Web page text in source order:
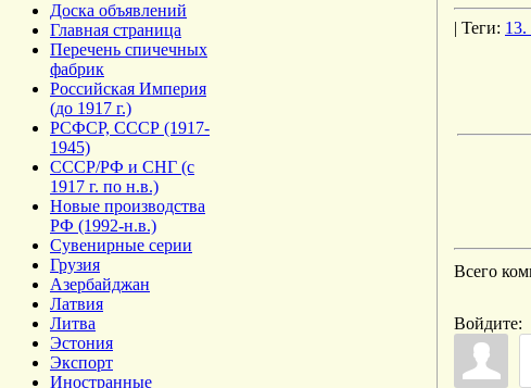
Доска объявлений
Главная страница
Перечень спичечных
фабрик
Российская Империя
(до 1917 г.)
РСФСР, СССР (1917-
1945)
СССР/РФ и СНГ (с
1917 г. по н.в.)
Новые производства
РФ (1992-н.в.)
Сувенирные серии
Грузия
Азербайджан
Латвия
Литва
Эстония
Экспорт
Иностранные
| Теги: 13.
Всего
Войдите: